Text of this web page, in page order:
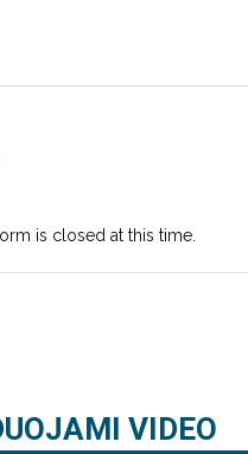
is closed at this time.
VIDEO